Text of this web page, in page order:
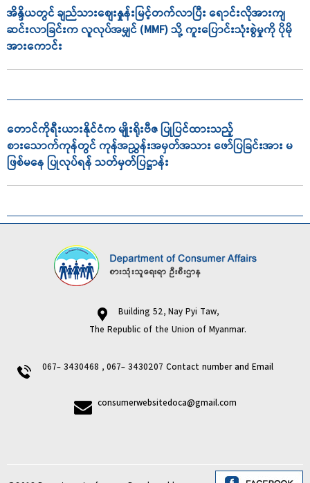
အိန္ဒိယတွင် ချည်သားစျေးနှုန်းမြင့်တက်လာပြီး ရောင်းလိုအားကျ
ဆင်းလာခြင်းက လူလုပ်အမျှင် (MMF) သို့ ကူးပြောင်းသုံးစွဲမှုကို ပိုမို
အားကောင်း
တောင်ကိုရီးယားနိုင်ငံက မျိုးရိုးဗီဇ ပြုပြင်ထားသည့်
စားသောက်ကုန်တွင် ကုန်အညွှန်းအမှတ်အသား ဖော်ပြခြင်းအား မ
ဖြစ်မနေ ပြုလုပ်ရန် သတ်မှတ်ပြဋ္ဌာန်း
Building 52, Nay Pyi Taw,
The Republic of the Union of Myanmar.
067- 3430468 , 067- 3430207 Contact number and Email
consumerwebsitedoca@gmail.com